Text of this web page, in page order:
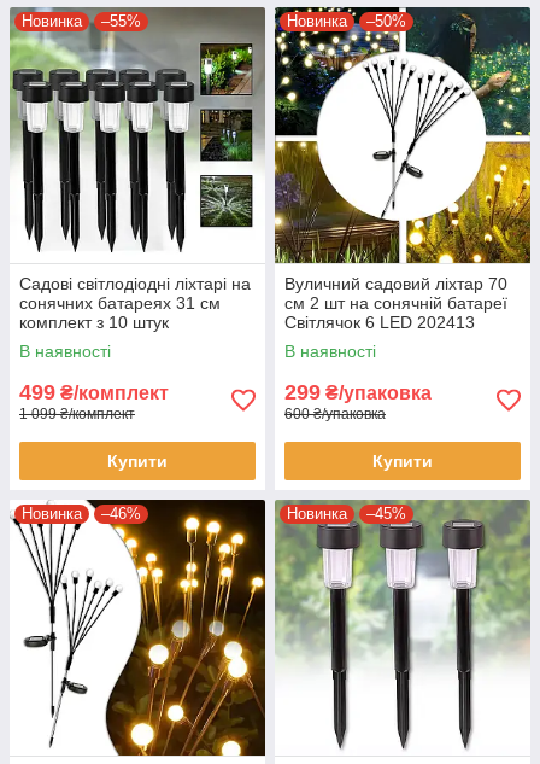
Новинка –55%
Садові світлодіодні ліхтарі на
сонячних батареях 31 см
комплект з 10 штук
В наявності
499 ₴/комплект
1 099 ₴/комплект
Купити
Новинка –50%
Вуличний садовий ліхтар 70
см 2 шт на сонячній батареї
Світлячок 6 LED 202413
Теплий білий
В наявності
299 ₴/упаковка
600 ₴/упаковка
Купити
Новинка –46% Новинка –45%